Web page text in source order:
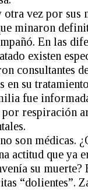
vez por sus
minaron
En las
existen
consultantes
en su
fue
por respiración
son médicas.
actitud que ya
su muerte?
“dolientes”.